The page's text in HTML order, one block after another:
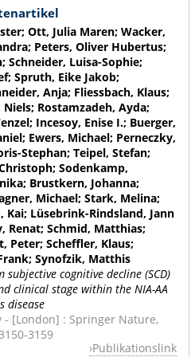
Ott, Julia Maren; Wacker,
Peters, Oliver Hubertus;
Schneider, Luisa-Sophie;
Spruth, Eike Jakob;
Anja; Fliessbach, Klaus;
Rostamzadeh, Ayda;
Incesoy, Enise I.; Buerger,
Ewers, Michael; Perneczky,
Stephan; Teipel, Stefan;
Sodenkamp,
Brustkern, Johanna;
Michael; Stark, Melina;
Kai; Lüsebrink-Rindsland, Jann
Renat; Schmid, Matthias;
Peter; Scheffler, Klaus;
Synofzik, Matthis
cognitive decline (SCD)
clinical stage within the NIA-AA
disease
[London] : Springer Nature,
3159
Publikationslink